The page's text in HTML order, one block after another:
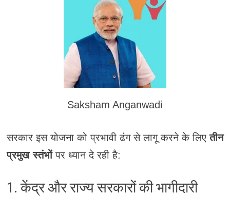
Saksham Anganwadi
सरकार इस योजना को प्रभावी ढंग से लागू करने के लिएतीन
प्रमुख स्तंभोंपर ध्यान दे रही है:
1. केंद्र और राज्य सरकारों की भागीदारी